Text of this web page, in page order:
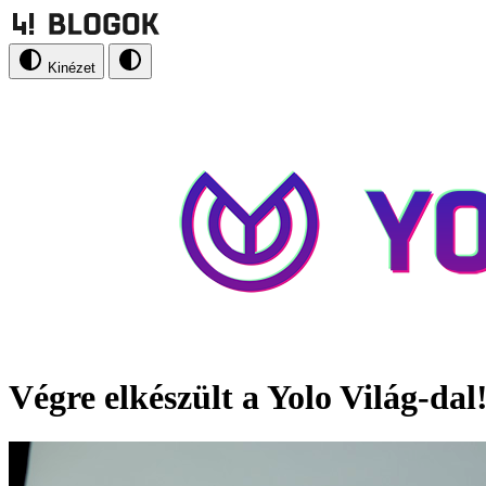
Kinézet
Végre elkészült a Yolo Világ-